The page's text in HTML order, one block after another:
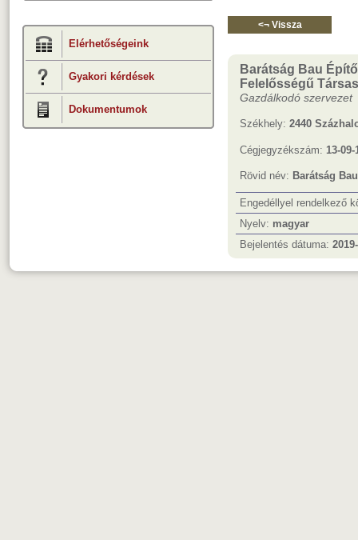
Elérhetőségeink
Gyakori kérdések
Dokumentumok
<¬ Vissza
Barátság Bau
Felelősségű
Gazdálkodó szervezet
Székhely: 2440
Cégjegyzékszám: 13-09-
Rövid név: Barátság
Engedéllyel rendelkező
Nyelv: magyar
Bejelentés dátuma: